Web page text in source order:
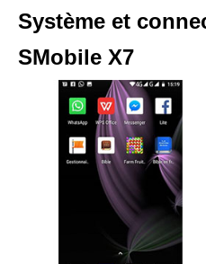
Système et
SMobile X7